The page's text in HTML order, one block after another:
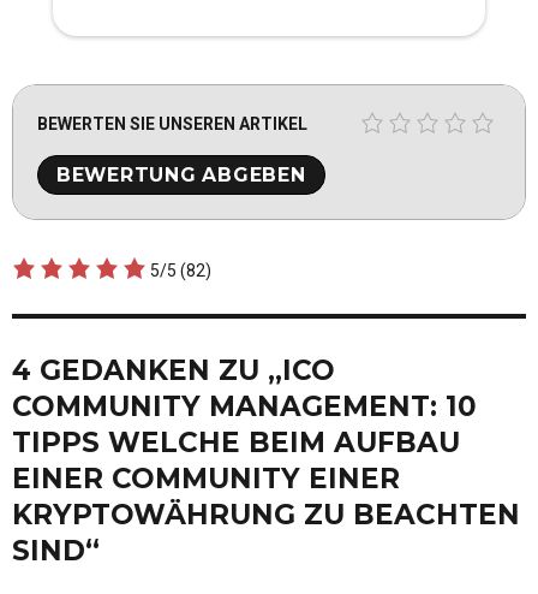
BEWERTEN SIE UNSEREN ARTIKEL
5/5 (82)
4 GEDANKEN ZU „ICO
COMMUNITY MANAGEMENT: 10
TIPPS WELCHE BEIM AUFBAU
EINER COMMUNITY EINER
KRYPTOWÄHRUNG ZU BEACHTEN
SIND“